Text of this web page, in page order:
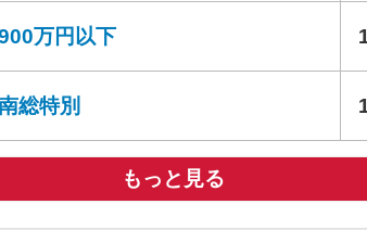
万円以下
総特別
もっと見る